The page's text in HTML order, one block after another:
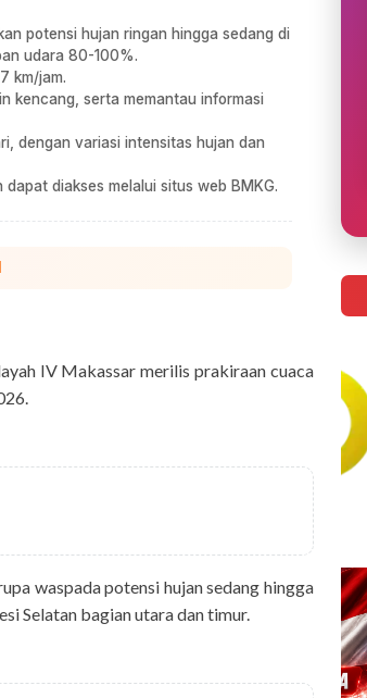
potensi hujan ringan hingga sedang di
udara 80-100%.
km/jam.
kencang, serta memantau informasi
dengan variasi intensitas hujan dan
diakses melalui situs web BMKG.
IV Makassar merilis prakiraan cuaca
waspada potensi hujan sedang hingga
Selatan bagian utara dan timur.